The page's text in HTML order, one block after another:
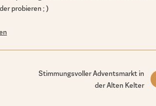
probieren ; )
Stimmungsvoller Adventsmarkt in
der Alten Kelter